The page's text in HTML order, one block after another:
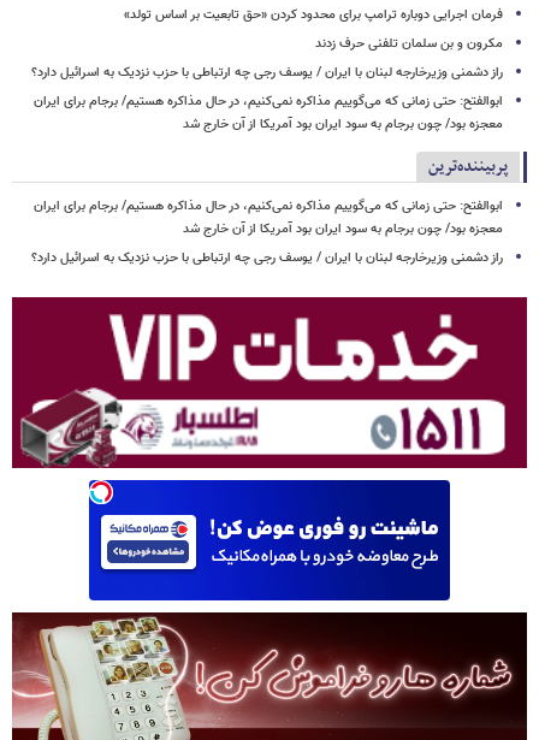
فرمان اجرایی دوباره ترامپ برای محدود کردن «حق تابعیت بر اساس تولد»
مکرون و بن سلمان تلفنی حرف زدند
راز دشمنی وزیرخارجه لبنان با ایران / یوسف رجی چه ارتباطی با حزب نزدیک به اسرائیل دارد؟
ابوالفتح: حتی زمانی که می‌گوییم مذاکره نمی‌کنیم، در حال مذاکره هستیم/ برجام برای ایران
معجزه بود/ چون برجام به سود ایران بود آمریکا از آن خارج شد
پربیننده‌ترین
ابوالفتح: حتی زمانی که می‌گوییم مذاکره نمی‌کنیم، در حال مذاکره هستیم/ برجام برای ایران
معجزه بود/ چون برجام به سود ایران بود آمریکا از آن خارج شد
راز دشمنی وزیرخارجه لبنان با ایران / یوسف رجی چه ارتباطی با حزب نزدیک به اسرائیل دارد؟